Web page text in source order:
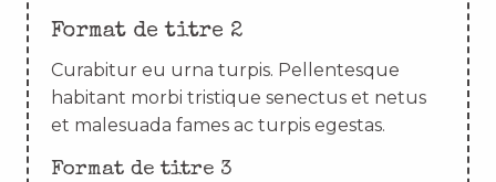
Format de titre 2
Curabitur eu urna turpis. Pellentesque
habitant morbi tristique senectus et netus
et malesuada fames ac turpis egestas.
Format de titre 3